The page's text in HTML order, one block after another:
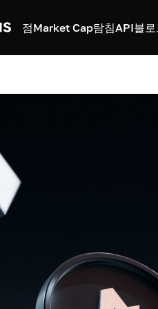
점Market Cap탐침API블